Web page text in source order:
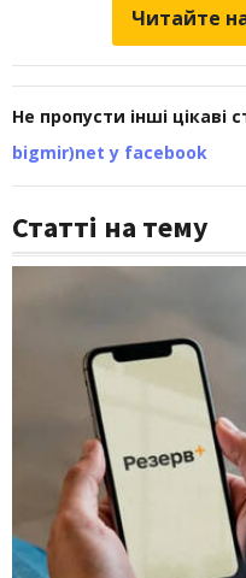
Читайте
Не пропусти інші цікаві
bigmir)net у facebook
Статті на тему